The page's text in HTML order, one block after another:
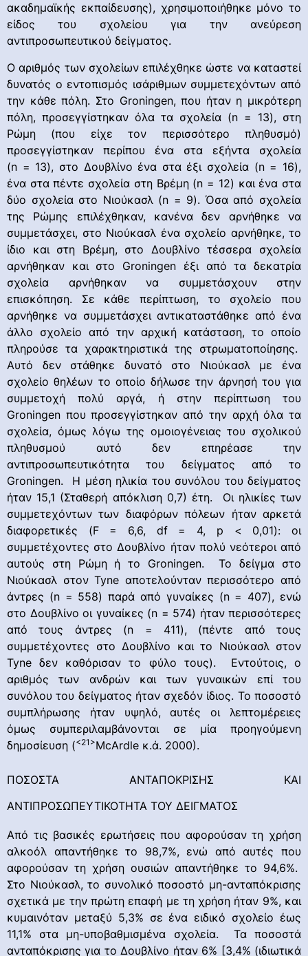
ακαδημαϊκής εκπαίδευσης), χρησιμοποιήθηκε μόνο το
είδος του σχολείου για την ανεύρεση
αντιπροσωπευτικού δείγματος.
Ο αριθμός των σχολείων επιλέχθηκε ώστε να καταστεί
δυνατός ο εντοπισμός ισάριθμων συμμετεχόντων από
την κάθε πόλη. Στο Groningen, που ήταν η μικρότερη
πόλη, προσεγγίστηκαν όλα τα σχολεία (n = 13), στη
Ρώμη (που είχε τον περισσότερο πληθυσμό)
προσεγγίστηκαν περίπου ένα στα εξήντα σχολεία
(n = 13), στο Δουβλίνο ένα στα έξι σχολεία (n = 16),
ένα στα πέντε σχολεία στη Βρέμη (n = 12) και ένα στα
δύο σχολεία στο Νιούκασλ (n = 9). Όσα από σχολεία
της Ρώμης επιλέχθηκαν, κανένα δεν αρνήθηκε να
συμμετάσχει, στο Νιούκασλ ένα σχολείο αρνήθηκε, το
ίδιο και στη Βρέμη, στο Δουβλίνο τέσσερα σχολεία
αρνήθηκαν και στο Groningen έξι από τα δεκατρία
σχολεία αρνήθηκαν να συμμετάσχουν στην
επισκόπηση. Σε κάθε περίπτωση, το σχολείο που
αρνήθηκε να συμμετάσχει αντικαταστάθηκε από ένα
άλλο σχολείο από την αρχική κατάσταση, το οποίο
πληρούσε τα χαρακτηριστικά της στρωματοποίησης.
Αυτό δεν στάθηκε δυνατό στο Νιούκασλ με ένα
σχολείο θηλέων το οποίο δήλωσε την άρνησή του για
συμμετοχή πολύ αργά, ή στην περίπτωση του
Groningen που προσεγγίστηκαν από την αρχή όλα τα
σχολεία, όμως λόγω της ομοιογένειας του σχολικού
πληθυσμού αυτό δεν επηρέασε την
αντιπροσωπευτικότητα του δείγματος από το
Groningen. Η μέση ηλικία του συνόλου του δείγματος
ήταν 15,1 (Σταθερή απόκλιση 0,7) έτη. Οι ηλικίες των
συμμετεχόντων των διαφόρων πόλεων ήταν αρκετά
διαφορετικές (F = 6,6, df = 4, p < 0,01): οι
συμμετέχοντες στο Δουβλίνο ήταν πολύ νεότεροι από
αυτούς στη Ρώμη ή το Groningen. Το δείγμα στο
Νιούκασλ στον Tyne αποτελούνταν περισσότερο από
άντρες (n = 558) παρά από γυναίκες (n = 407), ενώ
στο Δουβλίνο οι γυναίκες (n = 574) ήταν περισσότερες
από τους άντρες (n = 411), (πέντε από τους
συμμετέχοντες στο Δουβλίνο και το Νιούκασλ στον
Tyne δεν καθόρισαν το φύλο τους). Εντούτοις, ο
αριθμός των ανδρών και των γυναικών επί του
συνόλου του δείγματος ήταν σχεδόν ίδιος. Το ποσοστό
συμπλήρωσης ήταν υψηλό, αυτές οι λεπτομέρειες
όμως συμπεριλαμβάνονται σε μία προηγούμενη
δημοσίευση (<21>McArdle κ.ά. 2000).
ΠΟΣΟΣΤΑ ΑΝΤΑΠΟΚΡΙΣΗΣ ΚΑΙ
ΑΝΤΙΠΡΟΣΩΠΕΥΤΙΚΟΤΗΤΑ ΤΟΥ ΔΕΙΓΜΑΤΟΣ
Από τις βασικές ερωτήσεις που αφορούσαν τη χρήση
αλκοόλ απαντήθηκε το 98,7%, ενώ από αυτές που
αφορούσαν τη χρήση ουσιών απαντήθηκε το 94,6%.
Στο Νιούκασλ, το συνολικό ποσοστό μη-ανταπόκρισης
σχετικά με την πρώτη επαφή με τη χρήση ήταν 9%, και
κυμαινόταν μεταξύ 5,3% σε ένα ειδικό σχολείο έως
11,1% στα μη-υποβαθμισμένα σχολεία. Τα ποσοστά
ανταπόκρισης για το Δουβλίνο ήταν 6% [3,4% (ιδιωτικά